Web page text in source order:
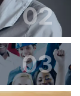
02
03